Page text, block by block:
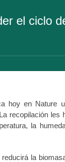
el ciclo
hoy en Nature
recopilación les
la
la